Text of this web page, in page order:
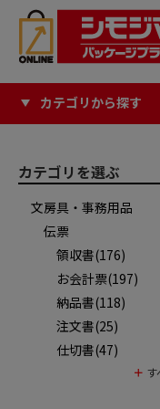
カテゴリから探す
カテゴリを選ぶ
文房具・事務用品
伝票
領収書(176)
お会計票(197)
納品書(118)
注文書(25)
仕切書(47)